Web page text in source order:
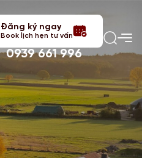
Đăng ký ngay
Book lịch hẹn tư vấn
0939 661 996